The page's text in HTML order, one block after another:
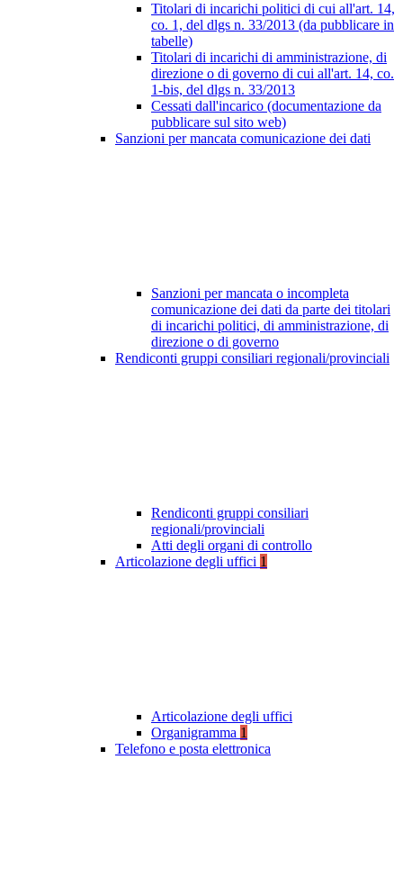
Titolari di incarichi politici di cui all'art. 14,
co. 1, del dlgs n. 33/2013 (da pubblicare in
tabelle)
Titolari di incarichi di amministrazione, di
direzione o di governo di cui all'art. 14, co.
1-bis, del dlgs n. 33/2013
Cessati dall'incarico (documentazione da
pubblicare sul sito web)
Sanzioni per mancata comunicazione dei dati
Sanzioni per mancata o incompleta
comunicazione dei dati da parte dei titolari
di incarichi politici, di amministrazione, di
direzione o di governo
Rendiconti gruppi consiliari regionali/provinciali
Rendiconti gruppi consiliari
regionali/provinciali
Atti degli organi di controllo
Articolazione degli uffici 1
Articolazione degli uffici
Organigramma 1
Telefono e posta elettronica